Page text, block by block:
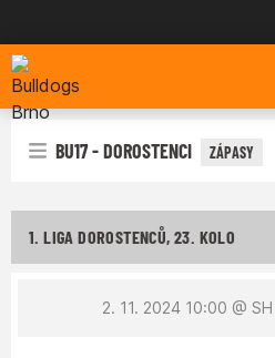
Bulldogs Brno
BU17 - DOROSTENCI ZÁPASY
1. LIGA DOROSTENCŮ, 23. KOLO
2. 11. 2024 10:00 @